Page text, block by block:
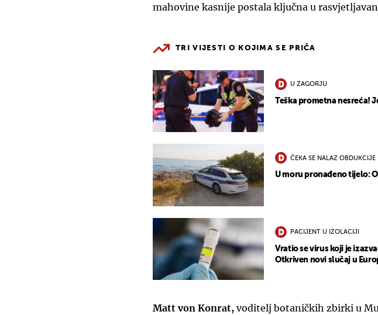
mahovine kasnije postala ključna u
TRI VIJESTI O KOJIMA SE PRIČA
U ZAGORJU
Teška prometna nesreća!
ČEKA SE NALAZ OBDUKCIJE
U moru pronađeno tijelo:
PACIJENT U IZOLACIJI
Vratio se virus koji je
Otkriven novi slučaj u
Matt von Konrat, voditelj botaničkih zbirki u